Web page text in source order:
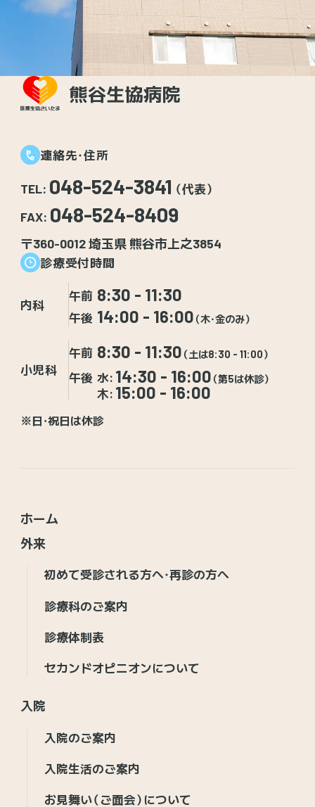
連絡先・住所
TEL: 048-524-3841 （代表）
FAX: 048-524-8409
〒360-0012 埼玉県 熊谷市上之3854
診療受付時間
内科
午前 8:30 - 11:30
午後 14:00 - 16:00 （木・金のみ）
小児科
午前 8:30 - 11:30 （土は8:30 - 11:00）
午後 水: 14:30 - 16:00 （第5は休診）
木: 15:00 - 16:00
※日・祝日は休診
ホーム
外来
初めて受診される方へ・再診の方へ
診療科のご案内
診療体制表
セカンドオピニオンについて
入院
入院のご案内
入院生活のご案内
お見舞い（ご面会）について